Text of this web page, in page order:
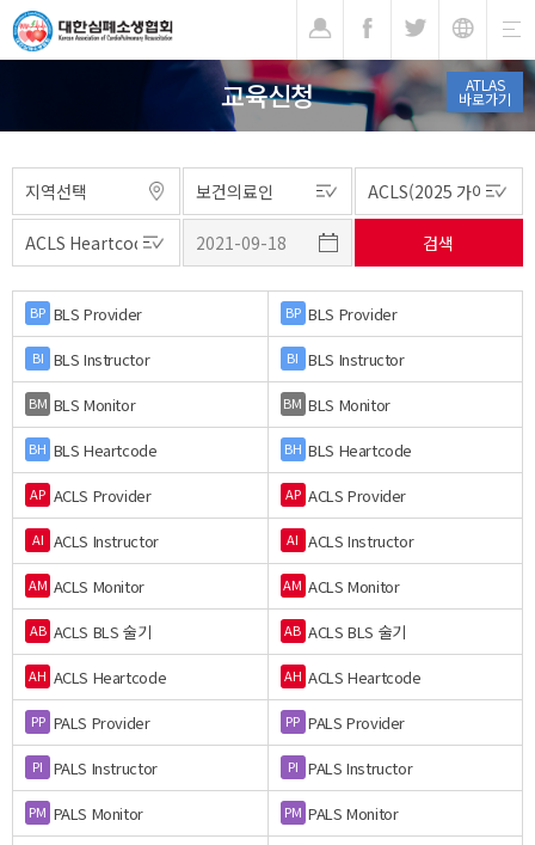
ATLAS
바로가기
교육신청
BP BLS Provider BP BLS Provider
BI BLS Instructor BI BLS Instructor
BM BLS Monitor BM BLS Monitor
BH BLS Heartcode BH BLS Heartcode
AP ACLS Provider AP ACLS Provider
AI ACLS Instructor AI ACLS Instructor
AM ACLS Monitor AM ACLS Monitor
AB ACLS BLS 술기 AB ACLS BLS 술기
AH ACLS Heartcode AH ACLS Heartcode
PP PALS Provider PP PALS Provider
PI PALS Instructor PI PALS Instructor
PM PALS Monitor PM PALS Monitor